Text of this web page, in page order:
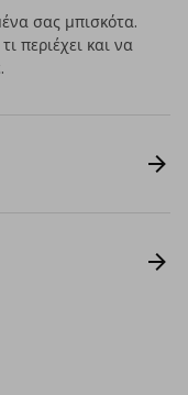
σας μπισκότα.
περιέχει και να